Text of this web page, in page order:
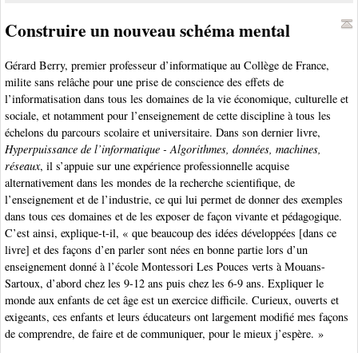
Construire un nouveau schéma mental
Gérard Berry, premier professeur d’informatique au Collège de France,
milite sans relâche pour une prise de conscience des effets de
l’informatisation dans tous les domaines de la vie économique, culturelle et
sociale, et notamment pour l’enseignement de cette discipline à tous les
échelons du parcours scolaire et universitaire. Dans son dernier livre,
Hyperpuissance de l’informatique - Algorithmes, données, machines,
réseaux, il s’appuie sur une expérience professionnelle acquise
alternativement dans les mondes de la recherche scientifique, de
l’enseignement et de l’industrie, ce qui lui permet de donner des exemples
dans tous ces domaines et de les exposer de façon vivante et pédagogique.
C’est ainsi, explique-t-il, « que beaucoup des idées développées [dans ce
livre] et des façons d’en parler sont nées en bonne partie lors d’un
enseignement donné à l’école Montessori Les Pouces verts à Mouans-
Sartoux, d’abord chez les 9-12 ans puis chez les 6-9 ans. Expliquer le
monde aux enfants de cet âge est un exercice difficile. Curieux, ouverts et
exigeants, ces enfants et leurs éducateurs ont largement modifié mes façons
de comprendre, de faire et de communiquer, pour le mieux j’espère. »